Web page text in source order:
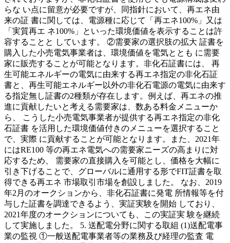
らな い点に留意が必要ですが、同指針において、再エネ由
来の証 書に関しては、電源種に応じて「再エネ100%」又は
「実質再エ ネ100%」といった環境価値を表示することは許
容することと しています。 ②需要家の選択肢の拡大 証書を
購入した小売電気事業者は、環境価値を電気ととも に需要
家に販売することが可能となります。非化石証書には、 再
生可能エネルギーの電気に由来する再エネ指定の非化石証
書と、再生可能エネルギー以外の非化石電源の電気に由来す
る指定無し証書の2種類が存在します。例えば、再エネの推
進に貢献したいと考える需要家は、数ある料金メニューか
ら、 こうした小売電気事業者が提供する再エネ指定の非化
石証書 を活用した環境価値付きのメニューを選択すること
で、実際 に貢献することが可能となります。また、2021年
にはRE100 等の再エネ電気への需要家ニーズの高まりに対
応するため、 需要家の直接購入を可能とし、価格を大幅に
引き下げることで、グローバルに通用する形でFIT証書を取
得できる再エネ 市場取引市場を創設しました。 なお、2019
年2月のオークションから、非化石証書に発電 所情報等を付
与した証書を調達できるよう、実証実験を開始 しており、
2021年度のオークションについても、この実証実 験を継続
して実施しました。 5. 送配電分野に関する取組 (1)送配電事
業の監視 ①一般送配電事業者等の業務及び経理の監査 電